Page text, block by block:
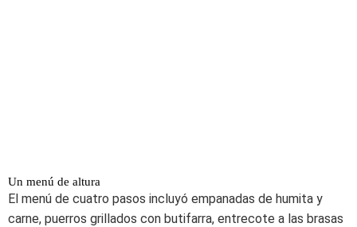
Un menú de altura
El menú de cuatro pasos incluyó empanadas de humita y
carne, puerros grillados con butifarra, entrecote a las brasas